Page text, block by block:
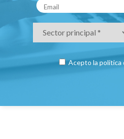
Acepto la política